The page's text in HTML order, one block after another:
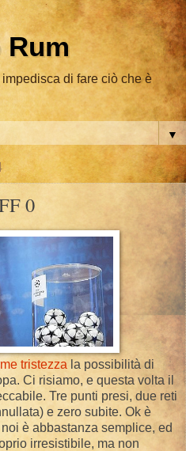
Rum
di fare ciò che è
▼
0
tristezza la possibilità di
Ci risiamo, e questa volta il
Tre punti presi, due reti
e zero subite. Ok è
è abbastanza semplice, ed
irresistibile, ma non